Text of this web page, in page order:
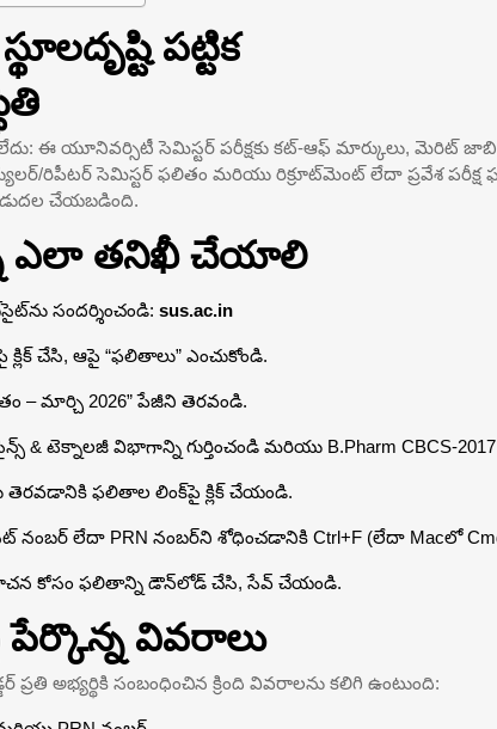
పట్టిక
ఈ యూనివర్సిటీ సెమిస్టర్ పరీక్షకు కట్-ఆఫ్ మార్కులు, మెరిట్
రిపీటర్ సెమిస్టర్ ఫలితం మరియు రిక్రూట్‌మెంట్ లేదా ప్రవేశ పరీక్ష
చేయబడింది.
ఎలా తనిఖీ చేయాలి
సందర్శించండి: sus.ac.in
క్లిక్ చేసి, ఆపై “ఫలితాలు” ఎంచుకోండి.
– మార్చి 2026” పేజీని తెరవండి.
& టెక్నాలజీ విభాగాన్ని గుర్తించండి మరియు B.Pharm CBCS-
తెరవడానికి ఫలితాల లింక్‌పై క్లిక్ చేయండి.
నంబర్ లేదా PRN నంబర్‌ని శోధించడానికి Ctrl+F (లేదా Macలో
కోసం ఫలితాన్ని డౌన్‌లోడ్ చేసి, సేవ్ చేయండి.
వివరాలు
ప్రతి అభ్యర్థికి సంబంధించిన క్రింది వివరాలను కలిగి ఉంటుంది: